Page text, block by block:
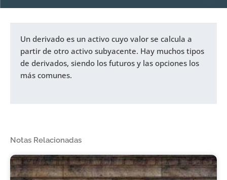
Un derivado es un activo cuyo valor se calcula a
partir de otro activo subyacente. Hay muchos tipos
de derivados, siendo los futuros y las opciones los
más comunes.
Notas Relacionadas